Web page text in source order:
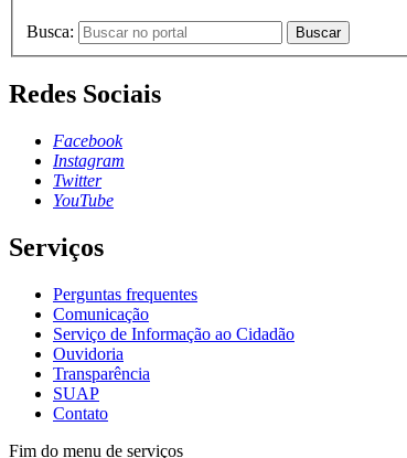
Busca: Buscar
Redes Sociais
Facebook
Instagram
Twitter
YouTube
Serviços
Perguntas frequentes
Comunicação
Serviço de Informação ao Cidadão
Ouvidoria
Transparência
SUAP
Contato
Fim do menu de serviços